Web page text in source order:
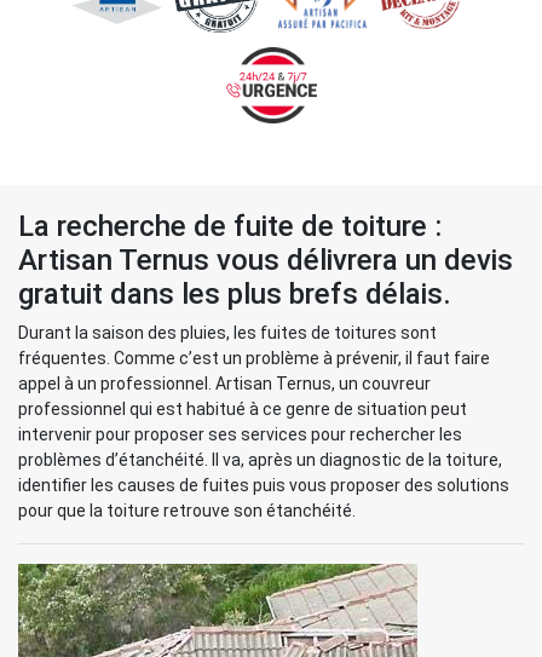
La recherche de fuite de toiture :
Artisan Ternus vous délivrera un devis
gratuit dans les plus brefs délais.
Durant la saison des pluies, les fuites de toitures sont
fréquentes. Comme c’est un problème à prévenir, il faut faire
appel à un professionnel. Artisan Ternus, un couvreur
professionnel qui est habitué à ce genre de situation peut
intervenir pour proposer ses services pour rechercher les
problèmes d’étanchéité. Il va, après un diagnostic de la toiture,
identifier les causes de fuites puis vous proposer des solutions
pour que la toiture retrouve son étanchéité.